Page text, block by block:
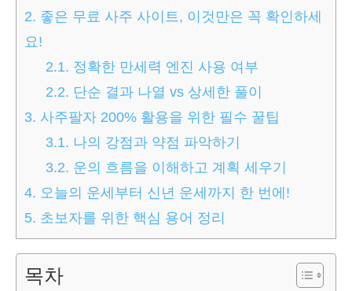
2. 좋은 무료 사주 사이트, 이것만은 꼭 확인하세
요!
2.1. 정확한 만세력 엔진 사용 여부
2.2. 단순 결과 나열 vs 상세한 풀이
3. 사주팔자 200% 활용을 위한 필수 꿀팁
3.1. 나의 강점과 약점 파악하기
3.2. 운의 흐름을 이해하고 계획 세우기
4. 오늘의 운세부터 신년 운세까지 한 번에!
5. 초보자를 위한 핵심 용어 정리
목차